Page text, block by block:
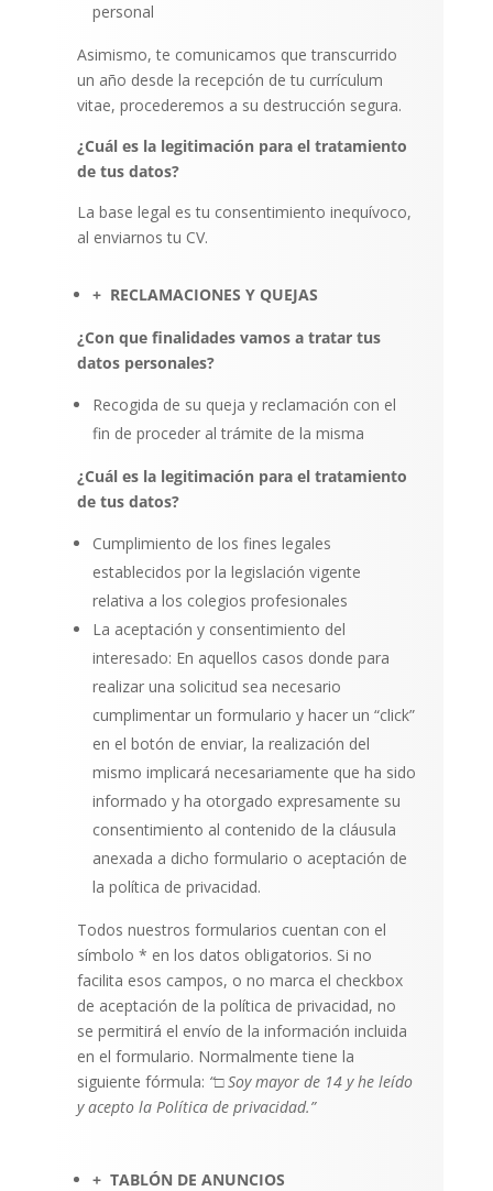
personal
Asimismo, te comunicamos que transcurrido
un año desde la recepción de tu currículum
vitae, procederemos a su destrucción segura.
¿Cuál es la legitimación para el tratamiento
de tus datos?
La base legal es tu consentimiento inequívoco,
al enviarnos tu CV.
+ RECLAMACIONES Y QUEJAS
¿Con que finalidades vamos a tratar tus
datos personales?
Recogida de su queja y reclamación con el
fin de proceder al trámite de la misma
¿Cuál es la legitimación para el tratamiento
de tus datos?
Cumplimiento de los fines legales
establecidos por la legislación vigente
relativa a los colegios profesionales
La aceptación y consentimiento del
interesado: En aquellos casos donde para
realizar una solicitud sea necesario
cumplimentar un formulario y hacer un “click”
en el botón de enviar, la realización del
mismo implicará necesariamente que ha sido
informado y ha otorgado expresamente su
consentimiento al contenido de la cláusula
anexada a dicho formulario o aceptación de
la política de privacidad.
Todos nuestros formularios cuentan con el
símbolo * en los datos obligatorios. Si no
facilita esos campos, o no marca el checkbox
de aceptación de la política de privacidad, no
se permitirá el envío de la información incluida
en el formulario. Normalmente tiene la
siguiente fórmula: “□ Soy mayor de 14 y he leído
y acepto la Política de privacidad.”
+ TABLÓN DE ANUNCIOS